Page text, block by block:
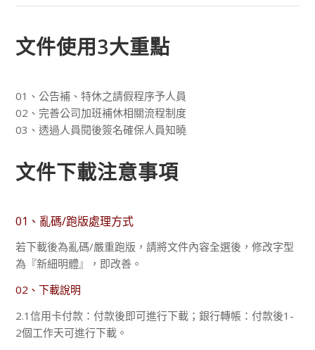
文件使用3大重點
01、公告補、特休之請假程序予人員
02、完善公司加班補休相關流程制度
03、透過人員閱後簽名確保人員知曉
文件下載注意事項
01、亂碼/跑版處理方式
若下載後為亂碼/嚴重跑版，請將文件內容全選後，修改字型
為『新細明體』，即改善。
02、下載說明
2.1信用卡付款：付款後即可進行下載；銀行轉帳：付款後1-
2個工作天可進行下載。